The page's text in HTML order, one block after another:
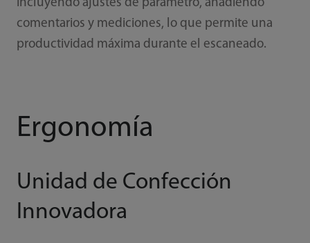
incluyendo ajustes de parámetro, añadiendo
comentarios y mediciones, lo que permite una
productividad máxima durante el escaneado.
Ergonomía
Unidad de Confección
Innovadora